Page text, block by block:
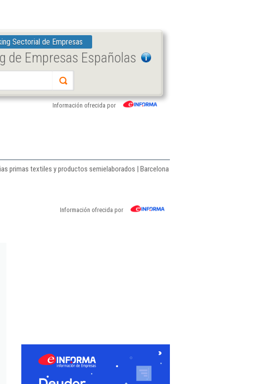
Sectorial de Empresas
de Empresas Españolas
Información ofrecida por
primas textiles y productos semielaborados | Barcelona
Información ofrecida por